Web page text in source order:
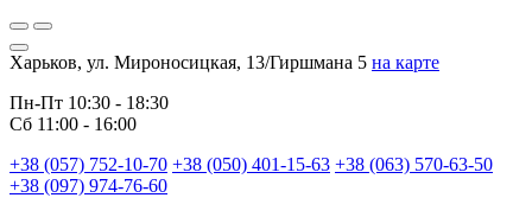
Харьков, ул. Мироносицкая, 13/Гиршмана 5 на карте
Пн-Пт 10:30 - 18:30
Сб 11:00 - 16:00
+38 (057) 752-10-70 +38 (050) 401-15-63 +38 (063) 570-63-50
+38 (097) 974-76-60